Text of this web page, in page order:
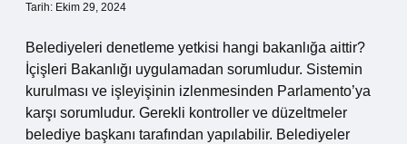
Tarih: Ekim 29, 2024
Belediyeleri denetleme yetkisi hangi bakanlığa aittir?
İçişleri Bakanlığı uygulamadan sorumludur. Sistemin
kurulması ve işleyişinin izlenmesinden Parlamento’ya
karşı sorumludur. Gerekli kontroller ve düzeltmeler
belediye başkanı tarafından yapılabilir. Belediyeler